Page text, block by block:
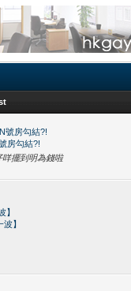
號房勾結?!
房勾結?!
擺到明為錢啦
】
】